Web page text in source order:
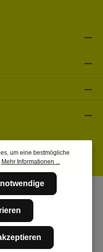
zzgl.Versandkosten
um eine bestmögliche
Mehr Informationen ...